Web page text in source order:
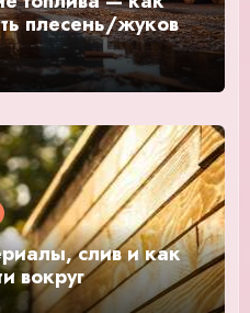
плесень/жуков
слив и как
вокруг